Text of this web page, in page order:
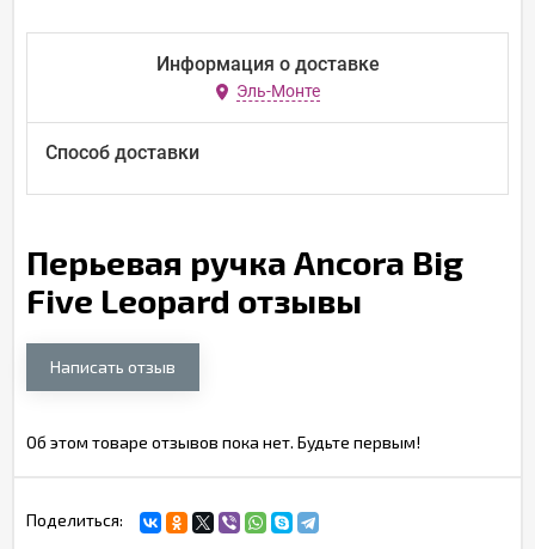
Информация о доставке
Эль-Монте
Способ доставки
Перьевая ручка Ancora Big
Five Leopard отзывы
Написать отзыв
Об этом товаре отзывов пока нет. Будьте первым!
Поделиться: